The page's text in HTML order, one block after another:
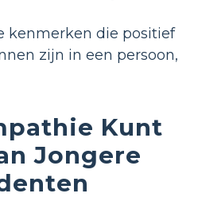
kenmerken die positief
zijn in een persoon,
Kunt
Jongere